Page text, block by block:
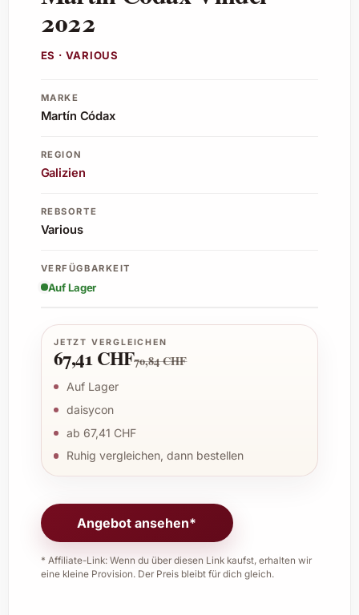
2022
ES · VARIOUS
MARKE
Martín Códax
REGION
Galizien
REBSORTE
Various
VERFÜGBARKEIT
Auf Lager
JETZT VERGLEICHEN
67,41 CHF70,84 CHF
Auf Lager
daisycon
ab 67,41 CHF
Ruhig vergleichen, dann bestellen
Angebot ansehen*
* Affiliate-Link: Wenn du über diesen Link kaufst, erhalten wir
eine kleine Provision. Der Preis bleibt für dich gleich.